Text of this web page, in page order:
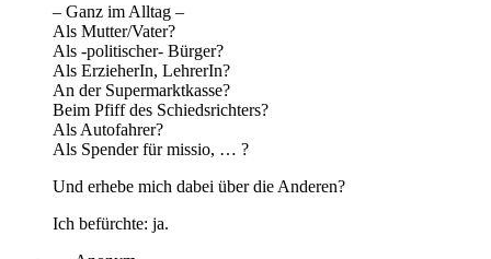
– Ganz im Alltag –
Als Mutter/Vater?
Als -politischer- Bürger?
Als ErzieherIn, LehrerIn?
An der Supermarktkasse?
Beim Pfiff des Schiedsrichters?
Als Autofahrer?
Als Spender für missio, … ?
Und erhebe mich dabei über die Anderen?
Ich befürchte: ja.